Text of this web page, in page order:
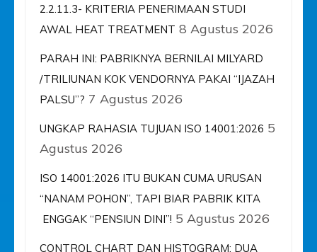
2.2.11.3- KRITERIA PENERIMAAN STUDI
AWAL HEAT TREATMENT 8 Agustus 2026
PARAH INI: PABRIKNYA BERNILAI MILYARD
/TRILIUNAN KOK VENDORNYA PAKAI “IJAZAH
PALSU”? 7 Agustus 2026
UNGKAP RAHASIA TUJUAN ISO 14001:2026 5
Agustus 2026
ISO 14001:2026 ITU BUKAN CUMA URUSAN
“NANAM POHON”, TAPI BIAR PABRIK KITA
ENGGAK “PENSIUN DINI”! 5 Agustus 2026
CONTROL CHART DAN HISTOGRAM: DUA